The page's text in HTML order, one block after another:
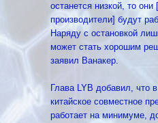
останется низкой, то они
производители] будут
Наряду с остановкой
может стать хорошим
заявил Ванакер.
Глава LYB добавил, что
китайское совместное
работает на минимуме,